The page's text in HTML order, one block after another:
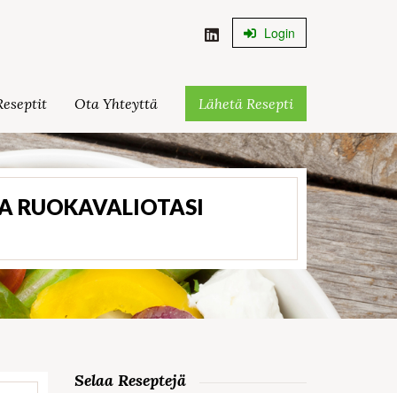
Login
Ota Yhteyttä Lähetä Resepti
RUOKAVALIOTASI
Selaa Reseptejä